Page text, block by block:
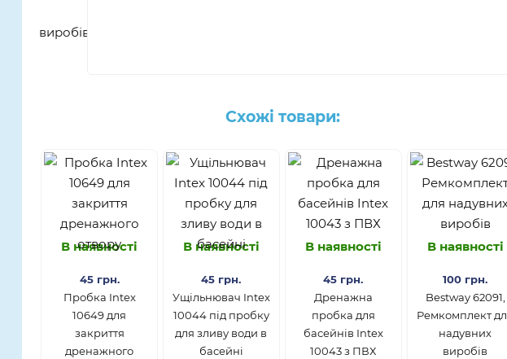
Схожі товари:
В наявності
45 грн.
Пробка Intex
10649 для
закриття
дренажного
В наявності
45 грн.
Ущільнювач Intex
10044 під пробку
для зливу води в
басейні
В наявності
45 грн.
Дренажна
пробка для
басейнів Intex
10043 з ПВХ
В наявності
100 грн.
Bestway 62091,
Ремкомплект
надувних
виробів